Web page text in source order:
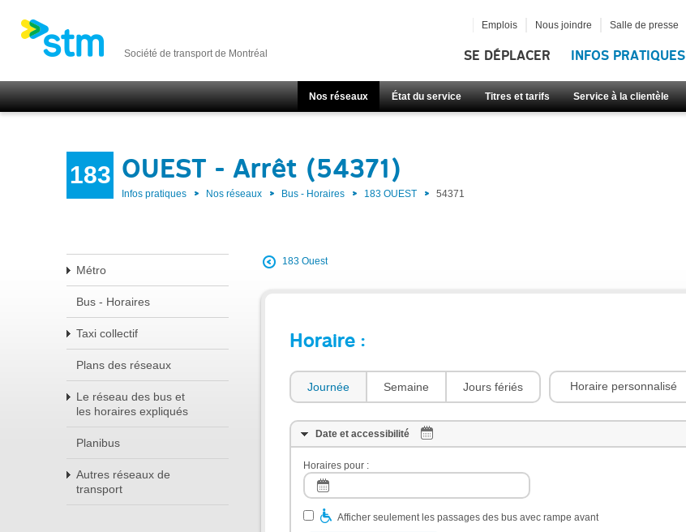
Société de transport de Montréal SE DÉPLACER INFOS PRATIQUES
Nos réseaux État du service Titres et tarifs Service à la clientèle
Emplois Nous joindre Salle de presse
183 OUEST - Arrêt (54371)
Infos pratiques Nos réseaux Bus - Horaires 183 OUEST 54371
Métro
Bus - Horaires
Taxi collectif
Plans des réseaux
Le réseau des bus et
les horaires expliqués
Planibus
Autres réseaux de
transport
183 Ouest
Horaire :
Journée Semaine Jours fériés Horaire personnalisé
Date et accessibilité
Horaires pour :
Afficher seulement les passages des bus avec rampe avant